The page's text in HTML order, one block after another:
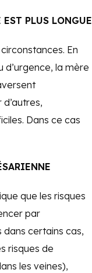
EST PLUS LONGUE
En
la mère
Dans ce cas
que les risques
par
dans certains cas,
risques de
les veines),